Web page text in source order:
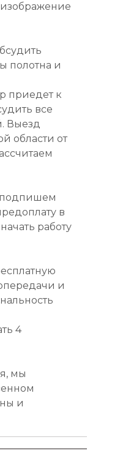
полотна и
приедет к
все
Выезд
области от
подпишем
в
работу
и
4
мы
и